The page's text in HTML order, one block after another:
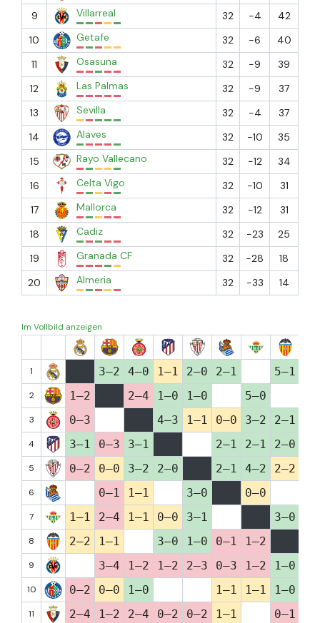
9
Villarreal 32 -4
42
10
Getafe 32 -6
40
11
Osasuna 32 -9
39
12
Las Palmas 32 -9
37
13
Sevilla 32 -4
37
14
Alaves 32 -10
35
15
Rayo Vallecano 32 -12
34
16
Celta Vigo 32 -10
31
17
Mallorca 32 -12
31
18
Cadiz 32 -23
25
19
Granada CF 32 -28
18
20
Almeria 32 -33 14
Im Vollbild anzeigen
1 3–2 4–0 1–1 2–0 2–1 5–1
2 1–2 2–4 1–0 1–0 5–0
3 0–3 4–3 1–1 0–0 3–2 2–1
4 3–1 0–3 3–1 2–1 2–1 2–0
5 0–2 0–0 3–2 2–0 2–1 4–2 2–2
6 0–1 1–1 3–0 0–0
7 1–1 2–4 1–1 0–0 3–1 3–0
8 2–2 1–1 3–0 1–0 0–1 1–2
9 3–4 1–2 1–2 2–3 0–3 1–2 1–0
10 0–2 0–0 1–0 1–1 1–1 1–0
11 2–4 1–2 2–4 0–2 0–2 1–1 0–1